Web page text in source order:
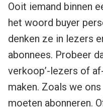
Ooit iemand binnen
het woord buyer
denken ze in lezers
abonnees. Probeer
verkoop’-lezers of
maken. Zoals we
moeten abonneren.